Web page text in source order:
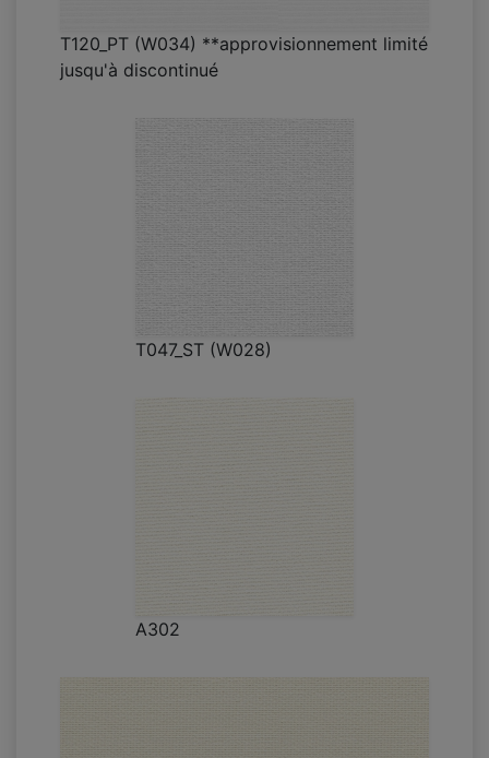
T120_PT (W034) **approvisionnement limité
jusqu'à discontinué
T047_ST (W028)
A302